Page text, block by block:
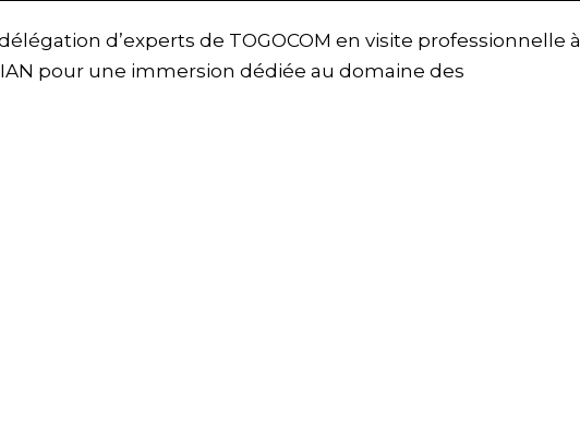
d’experts de TOGOCOM en visite professionnelle à
pour une immersion dédiée au domaine des